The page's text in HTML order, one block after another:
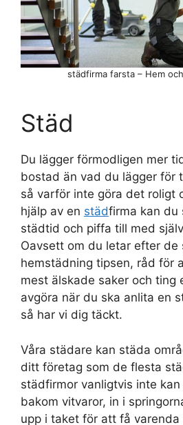
Städ
Du lägger förmodligen mer
bostad än vad du lägger för
så varför inte göra det roligt
hjälp av en städfirma kan du
städtid och piffa till med
Oavsett om du letar efter de
hemstädning tipsen, råd för
mest älskade saker och ting
avgöra när du ska anlita en
så har vi dig täckt.
Våra städare kan städa
ditt företag som de flesta
städfirmor vanligtvis inte
bakom vitvaror, in i
upp i taket för att få varenda
städfirma farsta – Hem